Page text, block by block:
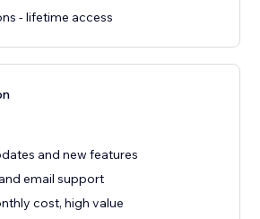
- lifetime access
and new features
email support
cost, high value